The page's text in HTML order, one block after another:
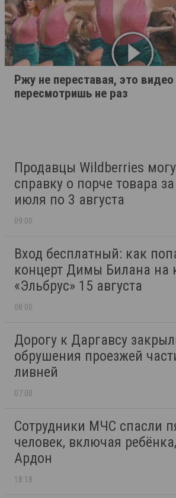
Ржу не переставая, это видео
пересмотришь не раз
Продавцы Wildberries
справку о порче товара
июля по 3 августа
09:00
Вход бесплатный: как
концерт Димы Билана на
«Эльбрус» 15 августа
08:00
Дорогу к Даргавсу
обрушения проезжей
ливней
07:00
Сотрудники МЧС спасли
человек, включая
Ардон
18:18